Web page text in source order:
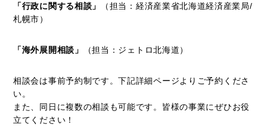
「行政に関する相談」
（担当：経済産業省北海道経済産業局/
札幌市）
「海外展開相談」 （担当：ジェトロ北海道）
相談会は事前予約制です。下記詳細ページよりご予約くださ
い。
また、同日に複数の相談も可能です。皆様の事業にぜひお役
立てください！